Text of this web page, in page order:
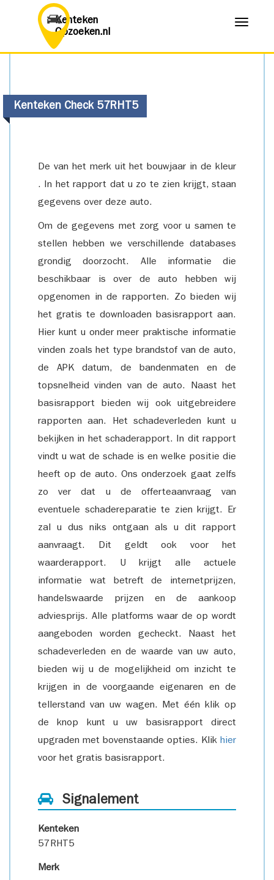
Kenteken
Opzoeken.nl
Menu
Kenteken Check 57RHT5
De van het merk uit het bouwjaar in de kleur
. In het rapport dat u zo te zien krijgt, staan
gegevens over deze auto.
Om de gegevens met zorg voor u samen te
stellen hebben we verschillende databases
grondig doorzocht. Alle informatie die
beschikbaar is over de auto hebben wij
opgenomen in de rapporten. Zo bieden wij
het gratis te downloaden basisrapport aan.
Hier kunt u onder meer praktische informatie
vinden zoals het type brandstof van de auto,
de APK datum, de bandenmaten en de
topsnelheid vinden van de auto. Naast het
basisrapport bieden wij ook uitgebreidere
rapporten aan. Het schadeverleden kunt u
bekijken in het schaderapport. In dit rapport
vindt u wat de schade is en welke positie die
heeft op de auto. Ons onderzoek gaat zelfs
zo ver dat u de offerteaanvraag van
eventuele schadereparatie te zien krijgt. Er
zal u dus niks ontgaan als u dit rapport
aanvraagt. Dit geldt ook voor het
waarderapport. U krijgt alle actuele
informatie wat betreft de internetprijzen,
handelswaarde prijzen en de aankoop
adviesprijs. Alle platforms waar de op wordt
aangeboden worden gecheckt. Naast het
schadeverleden en de waarde van uw auto,
bieden wij u de mogelijkheid om inzicht te
krijgen in de voorgaande eigenaren en de
tellerstand van uw wagen. Met één klik op
de knop kunt u uw basisrapport direct
upgraden met bovenstaande opties. Klik hier
voor het gratis basisrapport.
Signalement
Kenteken
57RHT5
Merk